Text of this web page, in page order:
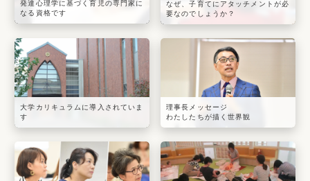
発達心理学に基づく育児の専門家に
なる資格です
なぜ、子育てにアタッチメントが必
要なのでしょうか？
大学カリキュラムに導入されていま
す
理事長メッセージ
わたしたちが描く世界観